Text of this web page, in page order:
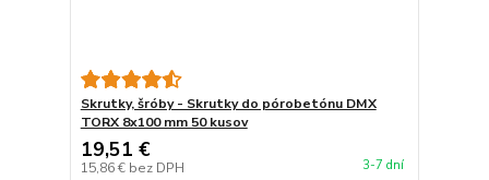
Skrutky, šróby - Skrutky do pórobetónu DMX
TORX 8x100 mm 50 kusov
19,51 €
15,86 € bez DPH 3-7 dní